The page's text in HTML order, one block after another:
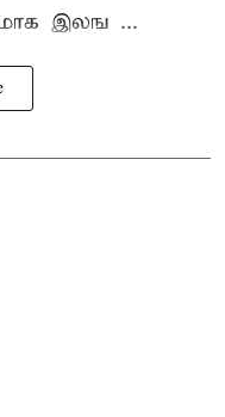
இலங ...